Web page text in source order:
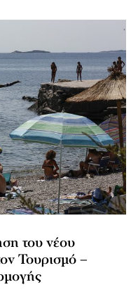
του νέου
Τουρισμό –